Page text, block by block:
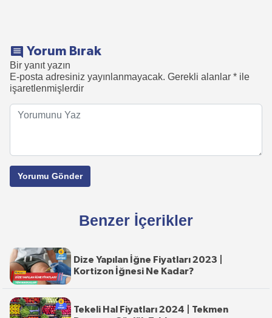
Yorum Bırak
Bir yanıt yazın
E-posta adresiniz yayınlanmayacak. Gerekli alanlar * ile
işaretlenmişlerdir
Benzer İçerikler
Dize Yapılan İğne Fiyatları 2023 |
Kortizon İğnesi Ne Kadar?
Tekeli Hal Fiyatları 2024 | Tekmen